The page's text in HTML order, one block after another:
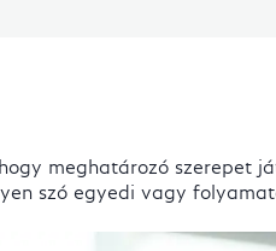
meghatározó szerepet
szó egyedi vagy